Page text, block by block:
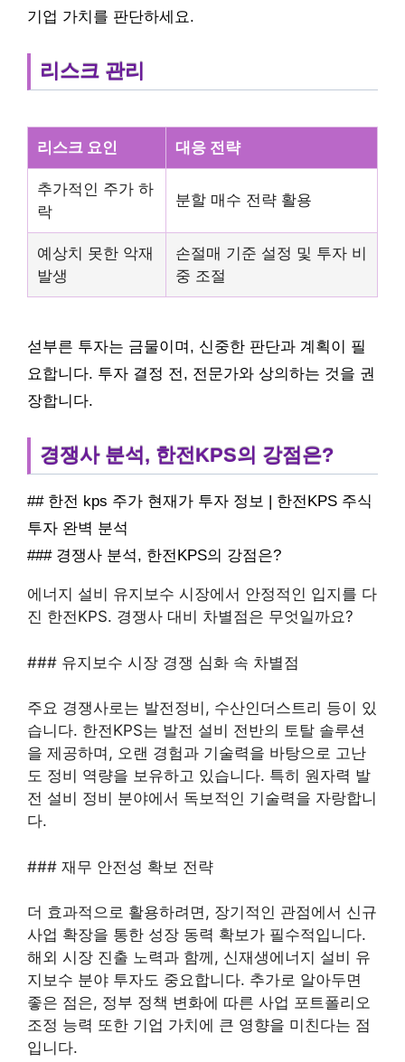
기업 가치를 판단하세요.
리스크 관리
리스크 요인 대응 전략
추가적인 주가 하
락
분할 매수 전략 활용
예상치 못한 악재
발생
손절매 기준 설정 및 투자 비
중 조절
섣부른 투자는 금물이며, 신중한 판단과 계획이 필
요합니다. 투자 결정 전, 전문가와 상의하는 것을 권
장합니다.
경쟁사 분석, 한전KPS의 강점은?
## 한전 kps 주가 현재가 투자 정보 | 한전KPS 주식
투자 완벽 분석
### 경쟁사 분석, 한전KPS의 강점은?
에너지 설비 유지보수 시장에서 안정적인 입지를 다
진 한전KPS. 경쟁사 대비 차별점은 무엇일까요?
### 유지보수 시장 경쟁 심화 속 차별점
주요 경쟁사로는 발전정비, 수산인더스트리 등이 있
습니다. 한전KPS는 발전 설비 전반의 토탈 솔루션
을 제공하며, 오랜 경험과 기술력을 바탕으로 고난
도 정비 역량을 보유하고 있습니다. 특히 원자력 발
전 설비 정비 분야에서 독보적인 기술력을 자랑합니
다.
### 재무 안전성 확보 전략
더 효과적으로 활용하려면, 장기적인 관점에서 신규
사업 확장을 통한 성장 동력 확보가 필수적입니다.
해외 시장 진출 노력과 함께, 신재생에너지 설비 유
지보수 분야 투자도 중요합니다. 추가로 알아두면
좋은 점은, 정부 정책 변화에 따른 사업 포트폴리오
조정 능력 또한 기업 가치에 큰 영향을 미친다는 점
입니다.